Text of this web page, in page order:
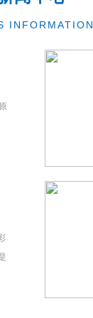
INFORMATION